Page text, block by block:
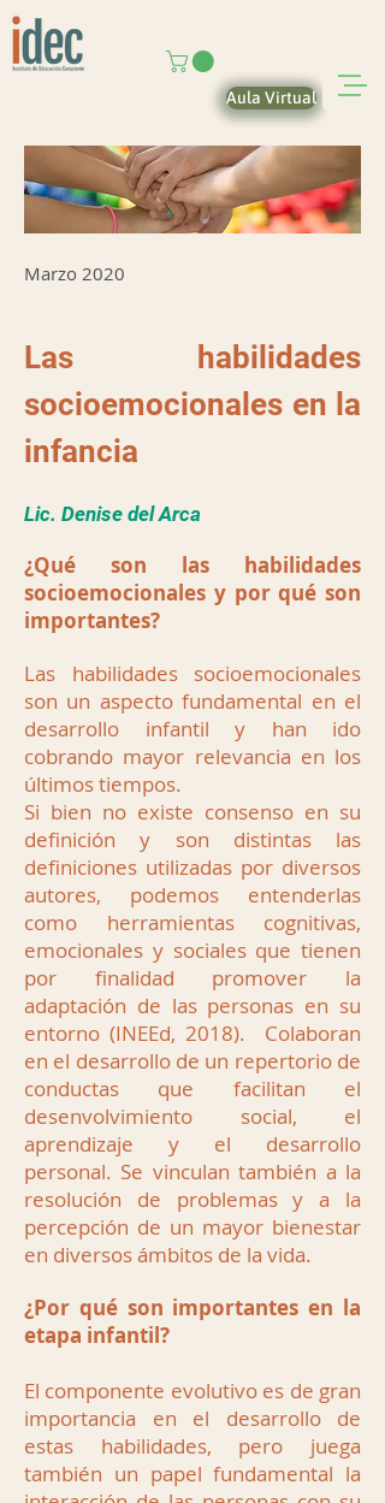
Aula Virtual
Marzo 2020
Las habilidades
socioemocionales en la
infancia
Lic. Denise del Arca
¿Qué son las habilidades
socioemocionales y por qué son
importantes?
Las habilidades socioemocionales
son un aspecto fundamental en el
desarrollo infantil y han ido
cobrando mayor relevancia en los
últimos tiempos.
Si bien no existe consenso en su
definición y son distintas las
definiciones utilizadas por diversos
autores, podemos entenderlas
como herramientas cognitivas,
emocionales y sociales que tienen
por finalidad promover la
adaptación de las personas en su
entorno (INEEd, 2018). Colaboran
en el desarrollo de un repertorio de
conductas que facilitan el
desenvolvimiento social, el
aprendizaje y el desarrollo
personal. Se vinculan también a la
resolución de problemas y a la
percepción de un mayor bienestar
en diversos ámbitos de la vida.
¿Por qué son importantes en la
etapa infantil?
El componente evolutivo es de gran
importancia en el desarrollo de
estas habilidades, pero juega
también un papel fundamental la